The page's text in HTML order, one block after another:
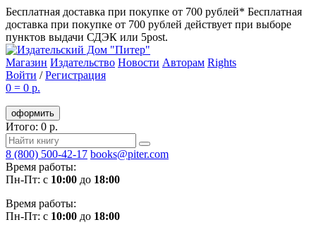
Бесплатная доставка при покупке от 700 рублей* Бесплатная
доставка при покупке от 700 рублей действует при выборе
пунктов выдачи СДЭК или 5post.
Магазин Издательство Новости Авторам Rights
Войти /Регистрация
0 = 0 р.
оформить
Итого: 0 р.
8 (800) 500-42-17 books@piter.com
Время работы:
Пн-Пт: с 10:00 до 18:00
Время работы:
Пн-Пт: с 10:00 до 18:00